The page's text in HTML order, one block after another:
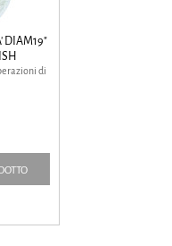
DIAM19"
di